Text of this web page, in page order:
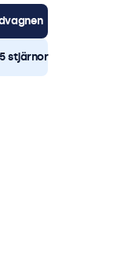
stjärnor